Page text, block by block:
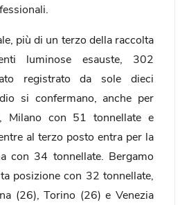
più di un terzo della raccolta
luminose esauste, 302
registrato da sole dieci
si confermano, anche per
Milano con 51 tonnellate e
al terzo posto entra per la
con 34 tonnellate. Bergamo
posizione con 32 tonnellate,
(26), Torino (26) e Venezia